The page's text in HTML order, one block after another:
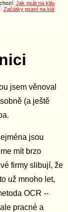
jsem věnoval
(a ještě
jsou
mít brzo
firmy slibují, že
už mnoho let,
OCR --
pracné a
Jak psát na
Začátky psaní na